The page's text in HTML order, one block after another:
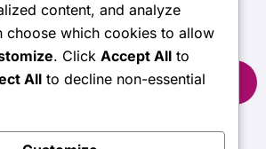
content, and analyze
choose which cookies to allow
. Click Accept All to
All to decline non-essential